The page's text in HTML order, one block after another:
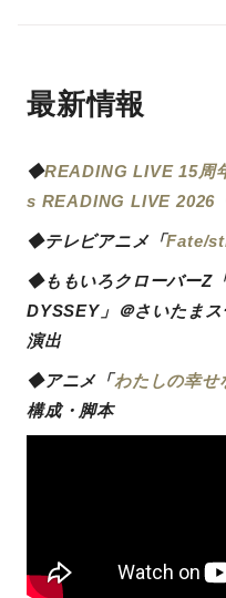
最新情報
◆READING LIVE 15周
s READING LIVE 2026
◆テレビアニメ「Fate/
◆ももいろクローバーZ
DYSSEY」＠さいたま
演出
◆アニメ「わたしの幸せ
構成・脚本